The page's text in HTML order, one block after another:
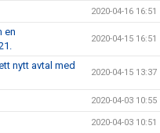
2020-04-16 16:51
en
2020-04-15 16:51
nytt avtal med
2020-04-15 13:37
2020-04-03 10:55
2020-04-03 10:51